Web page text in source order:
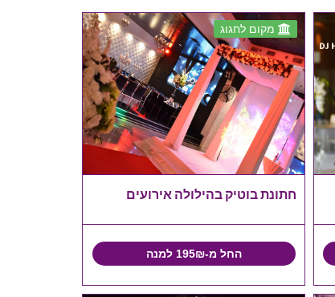
מקום לחגוג
חתונת בוטיק בהילולה אירועים
החל מ-195₪ למנה